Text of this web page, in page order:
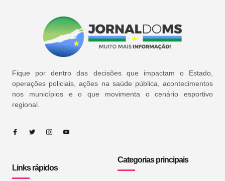
Fique por dentro das decisões que impactam o Estado,
operações policiais, ações na saúde pública, acontecimentos
nos municípios e o que movimenta o cenário esportivo
regional.
Links rápidos
Categorias principais